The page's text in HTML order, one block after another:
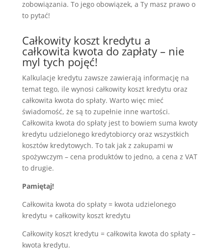
zobowiązania. To jego obowiązek, a Ty masz prawo o
to pytać!
Całkowity koszt kredytu a
całkowita kwota do zapłaty – nie
myl tych pojęć!
Kalkulacje kredytu zawsze zawierają informację na
temat tego, ile wynosi całkowity koszt kredytu oraz
całkowita kwota do spłaty. Warto więc mieć
świadomość, że są to zupełnie inne wartości.
Całkowita kwota do spłaty jest to bowiem suma kwoty
kredytu udzielonego kredytobiorcy oraz wszystkich
kosztów kredytowych. To tak jak z zakupami w
spożywczym – cena produktów to jedno, a cena z VAT
to drugie.
Pamiętaj!
Całkowita kwota do spłaty = kwota udzielonego
kredytu + całkowity koszt kredytu
Całkowity koszt kredytu = całkowita kwota do spłaty –
kwota kredytu.